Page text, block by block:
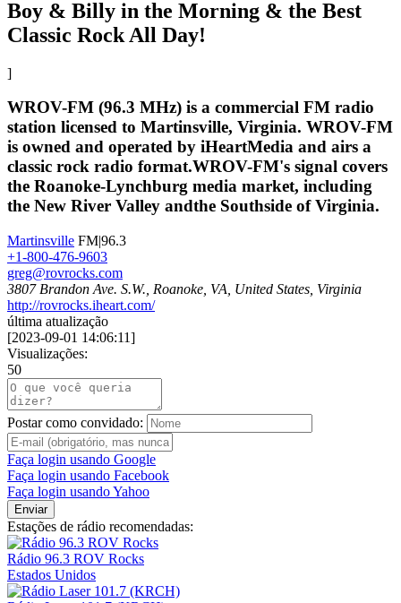
Boy & Billy in the Morning & the Best
Classic Rock All Day!
]
WROV-FM (96.3 MHz) is a commercial FM radio
station licensed to Martinsville, Virginia. WROV-FM
is owned and operated by iHeartMedia and airs a
classic rock radio format.WROV-FM's signal covers
the Roanoke-Lynchburg media market, including
the New River Valley andthe Southside of Virginia.
Martinsville FM|96.3
+1-800-476-9603
greg@rovrocks.com
3807 Brandon Ave. S.W., Roanoke, VA, United States, Virginia
http://rovrocks.iheart.com/
última atualização
[2023-09-01 14:06:11]
Visualizações:
50
Postar como convidado:
Faça login usando Google
Faça login usando Facebook
Faça login usando Yahoo
Enviar
Estações de rádio recomendadas:
Rádio 96.3 ROV Rocks
Estados Unidos